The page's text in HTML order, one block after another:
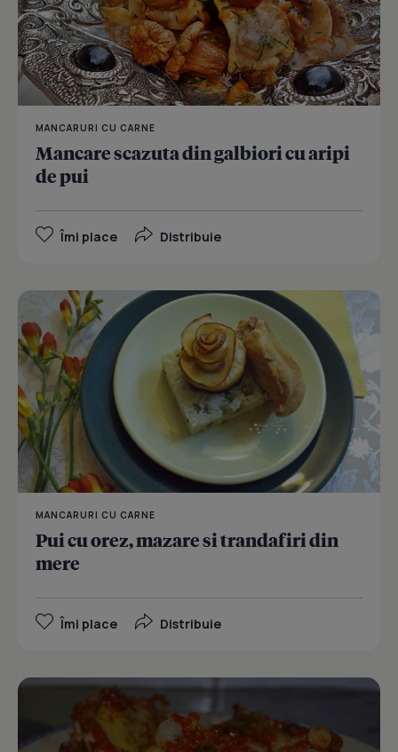
MANCARURI CU CARNE
Mancare scazuta din galbiori cu aripi
de pui
Îmi place Distribuie
MANCARURI CU CARNE
Pui cu orez, mazare si trandafiri din
mere
Îmi place Distribuie